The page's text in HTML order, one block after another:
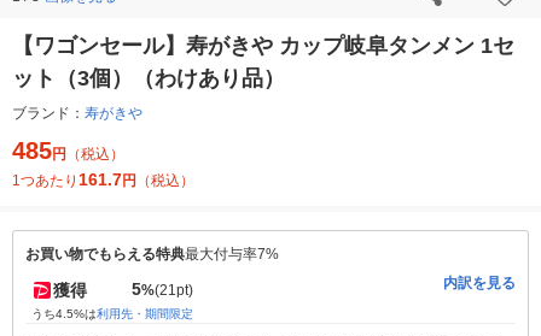
【ワゴンセール】寿がきや カップ岐阜タンメン 1セ
ット（3個）（わけあり品）
ブランド： 寿がきや
485円
（税込）
1つあたり 161.7円 （税込）
お買い物でもらえる特典最大付与率7%
獲得 5%(21pt)
うち4.5%は利用先・期間限定
内訳を見る